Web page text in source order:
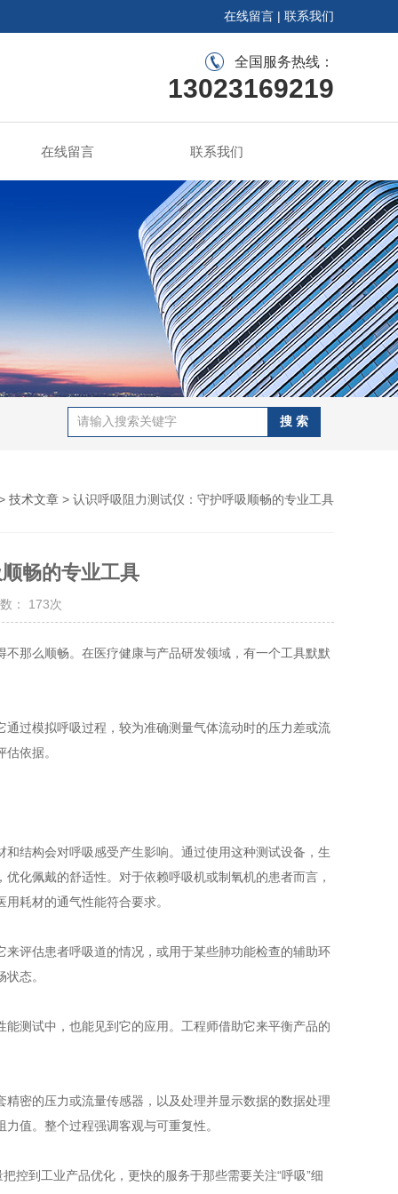
在线留言 | 联系我们
全国服务热线：
13023169219
在线留言 联系我们
技术文章 > 认识呼吸阻力测试仪：守护呼吸顺畅的专业工具
畅的专业工具
： 173次
那么顺畅。在医疗健康与产品研发领域，有一个工具默默
过模拟呼吸过程，较为准确测量气体流动时的压力差或流
依据。
结构会对呼吸感受产生影响。通过使用这种测试设备，生
化佩戴的舒适性。对于依赖呼吸机或制氧机的患者而言，
耗材的通气性能符合要求。
评估患者呼吸道的情况，或用于某些肺功能检查的辅助环
态。
测试中，也能见到它的应用。工程师借助它来平衡产品的
密的压力或流量传感器，以及处理并显示数据的数据处理
值。整个过程强调客观与可重复性。
控到工业产品优化，更快的服务于那些需要关注“呼吸”细